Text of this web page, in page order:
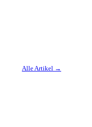
Alle Artikel →